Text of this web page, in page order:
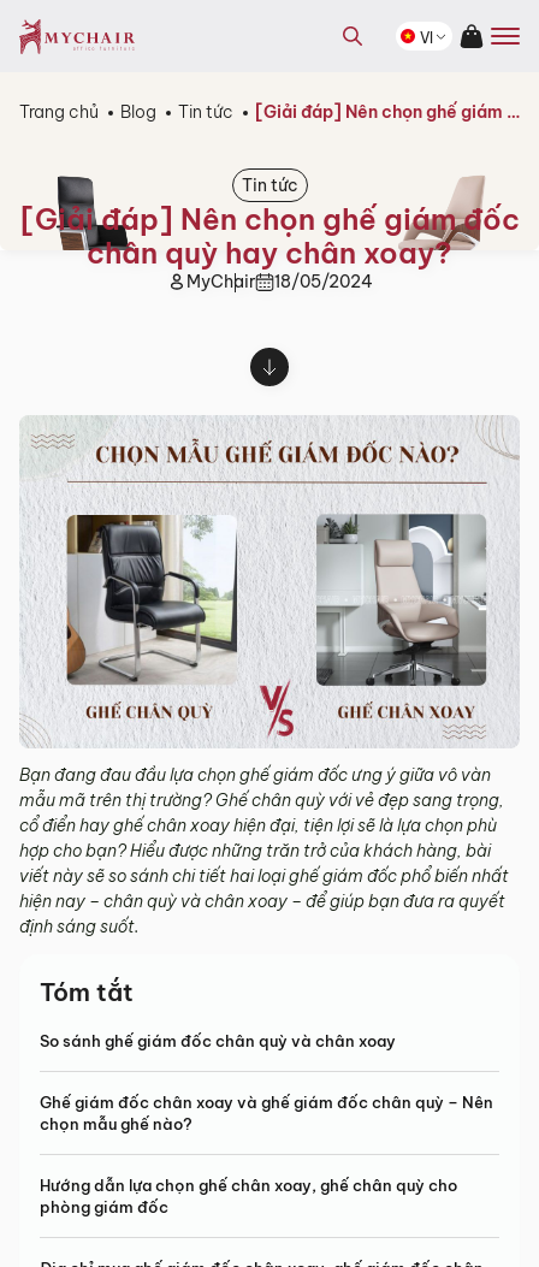
phẩm
Tìm
kiếmVI
Trang chủ Blog Tin tức [Giải đáp] Nên chọn ghế giám đốc chân quỳ hay chân xoay?
Tin tức
[Giải đáp] Nên chọn ghế giám đốc
chân quỳ hay chân xoay?
MyChair 18/05/2024
Bạn đang đau đầu lựa chọn ghế giám đốc ưng ý giữa vô vàn
mẫu mã trên thị trường? Ghế chân quỳ với vẻ đẹp sang trọng,
cổ điển hay ghế chân xoay hiện đại, tiện lợi sẽ là lựa chọn phù
hợp cho bạn? Hiểu được những trăn trở của khách hàng, bài
viết này sẽ so sánh chi tiết hai loại ghế giám đốc phổ biến nhất
hiện nay – chân quỳ và chân xoay – để giúp bạn đưa ra quyết
định sáng suốt.
Tóm tắt
So sánh ghế giám đốc chân quỳ và chân xoay
Ghế giám đốc chân xoay và ghế giám đốc chân quỳ – Nên
chọn mẫu ghế nào?
Hướng dẫn lựa chọn ghế chân xoay, ghế chân quỳ cho
phòng giám đốc